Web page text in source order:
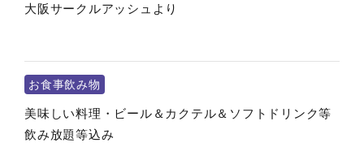
大阪サークルアッシュより
お食事飲み物
美味しい料理・ビール＆カクテル＆ソフトドリンク等
飲み放題等込み